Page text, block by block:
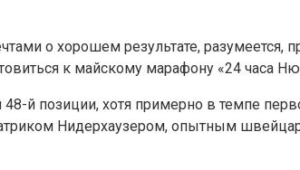
о хорошем результате, разумеется,
к майскому марафону «24 часа
й позиции, хотя примерно в темпе
Нидерхаузером, опытным